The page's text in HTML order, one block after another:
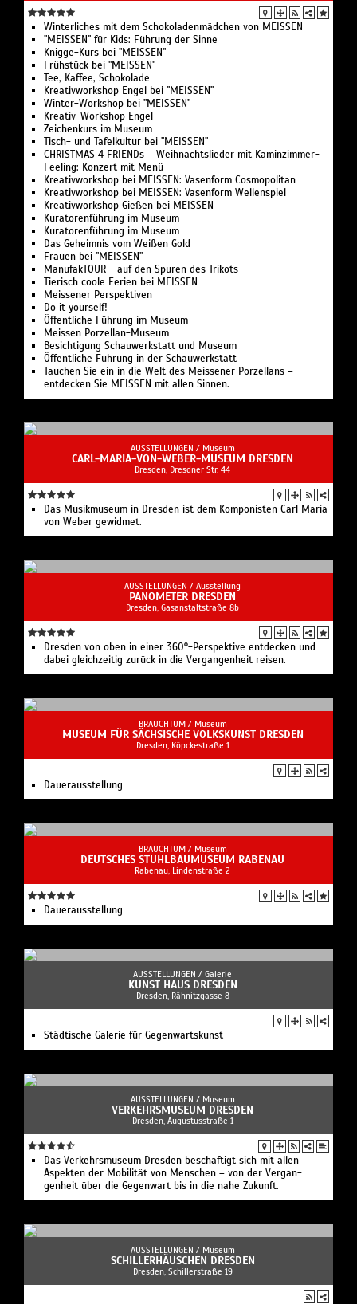
Winterliches mit dem Schokoladenmädchen von MEISSEN
"MEISSEN" für Kids: Führung der Sinne
Knigge-Kurs bei "MEISSEN"
Frühstück bei "MEISSEN"
Tee, Kaffee, Schokolade
Kreativworkshop Engel bei "MEISSEN"
Winter-Workshop bei "MEISSEN"
Kreativ-Workshop Engel
Zeichenkurs im Museum
Tisch- und Tafelkultur bei "MEISSEN"
CHRISTMAS 4 FRIENDs – Weihnachtslieder mit Kaminzimmer-
Feeling: Konzert mit Menü
Kreativworkshop bei MEISSEN: Vasenform Cosmopolitan
Kreativworkshop bei MEISSEN: Vasenform Wellenspiel
Kreativworkshop Gießen bei MEISSEN
Kuratorenführung im Museum
Kuratorenführung im Museum
Das Geheimnis vom Weißen Gold
Frauen bei "MEISSEN"
ManufakTOUR - auf den Spuren des Trikots
Tierisch coole Ferien bei MEISSEN
Meissener Perspektiven
Do it yourself!
Öffentliche Führung im Museum
Meissen Porzellan-Museum
Besichtigung Schauwerkstatt und Museum
Öffentliche Führung in der Schauwerkstatt
Tauchen Sie ein in die Welt des Meissener Porzellans –
entdecken Sie MEISSEN mit allen Sinnen.
AUSSTELLUNGEN / Museum
CARL-MARIA-VON-WEBER-MUSEUM DRESDEN
Dresden, Dresdner Str. 44
Das Musikmuseum in Dresden ist dem Komponisten Carl Maria
von Weber gewidmet.
AUSSTELLUNGEN / Ausstellung
PANOMETER DRESDEN
Dresden, Gasanstaltstraße 8b
Dresden von oben in einer 360°-Perspektive entdecken und
dabei gleichzeitig zurück in die Vergangenheit reisen.
BRAUCHTUM / Museum
MUSEUM FÜR SÄCHSISCHE VOLKSKUNST DRESDEN
Dresden, Köpckestraße 1
Dauerausstellung
BRAUCHTUM / Museum
DEUTSCHES STUHLBAUMUSEUM RABENAU
Rabenau, Lindenstraße 2
Dauerausstellung
AUSSTELLUNGEN / Galerie
KUNST HAUS DRESDEN
Dresden, Rähnitzgasse 8
Städtische Galerie für Gegenwartskunst
AUSSTELLUNGEN / Museum
VERKEHRSMUSEUM DRESDEN
Dresden, Augustusstraße 1
Das Verkehrs­museum Dresden beschäftigt sich mit allen
Aspekten der Mobilität von Menschen – von der Vergan­
genheit über die Gegenwart bis in die nahe Zukunft.
AUSSTELLUNGEN / Museum
SCHILLERHÄUSCHEN DRESDEN
Dresden, Schillerstraße 19